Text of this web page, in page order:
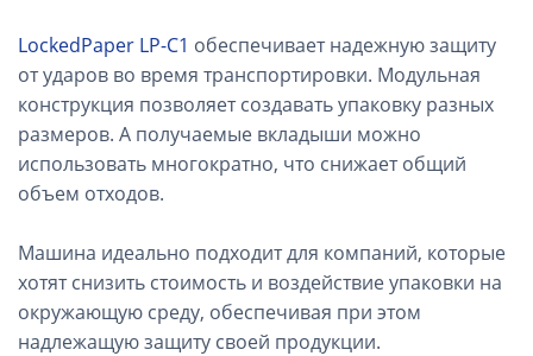
LockedPaper LP-C1 обеспечивает надежную защиту
от ударов во время транспортировки. Модульная
конструкция позволяет создавать упаковку разных
размеров. А получаемые вкладыши можно
использовать многократно, что снижает общий
объем отходов.
Машина идеально подходит для компаний, которые
хотят снизить стоимость и воздействие упаковки на
окружающую среду, обеспечивая при этом
надлежащую защиту своей продукции.